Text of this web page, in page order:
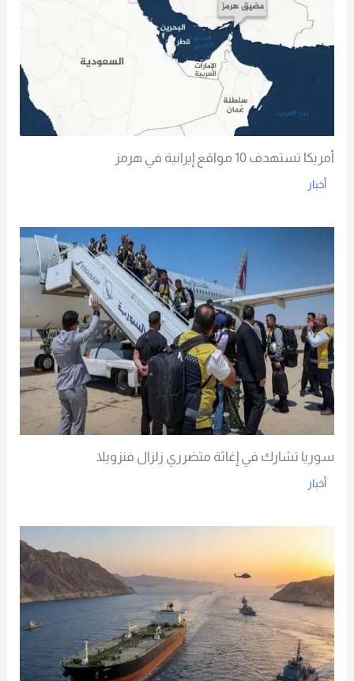
أمريكا تستهدف 10 مواقع إيرانية في هرمز
أخبار
سوريا تشارك في إغاثة متضرري زلزال فنزويلا
أخبار